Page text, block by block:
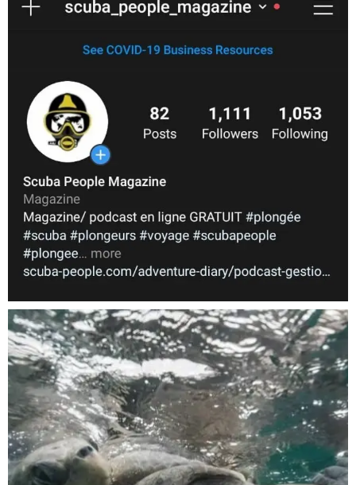
Nov 5
scuba_people_magazine